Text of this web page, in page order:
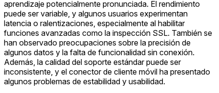
aprendizaje potencialmente pronunciada. El rendimiento
puede ser variable, y algunos usuarios experimentan
latencia o ralentizaciones, especialmente al habilitar
funciones avanzadas como la inspección SSL. También se
han observado preocupaciones sobre la precisión de
algunos datos y la falta de funcionalidad sin conexión.
Además, la calidad del soporte estándar puede ser
inconsistente, y el conector de cliente móvil ha presentado
algunos problemas de estabilidad y usabilidad.